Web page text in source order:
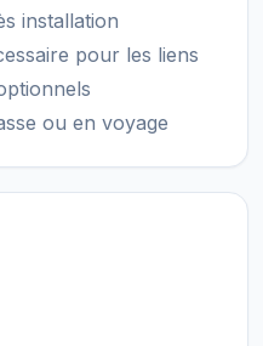
installation
pour les liens
ou en voyage